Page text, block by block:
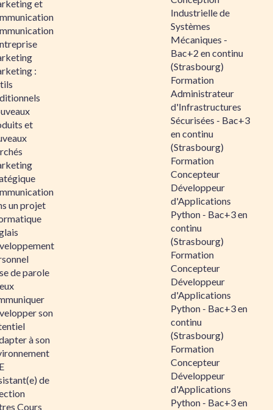
et
:
et
un projet
de parole
son
à son
de
Cours
Industrielle de
Systèmes
Mécaniques -
Bac+2 en continu
(Strasbourg)
Formation
Administrateur
d'Infrastructures
Sécurisées - Bac+3
en continu
(Strasbourg)
Formation
Concepteur
Développeur
d'Applications
Python - Bac+3 en
continu
(Strasbourg)
Formation
Concepteur
Développeur
d'Applications
Python - Bac+3 en
continu
(Strasbourg)
Formation
Concepteur
Développeur
d'Applications
Python - Bac+3 en